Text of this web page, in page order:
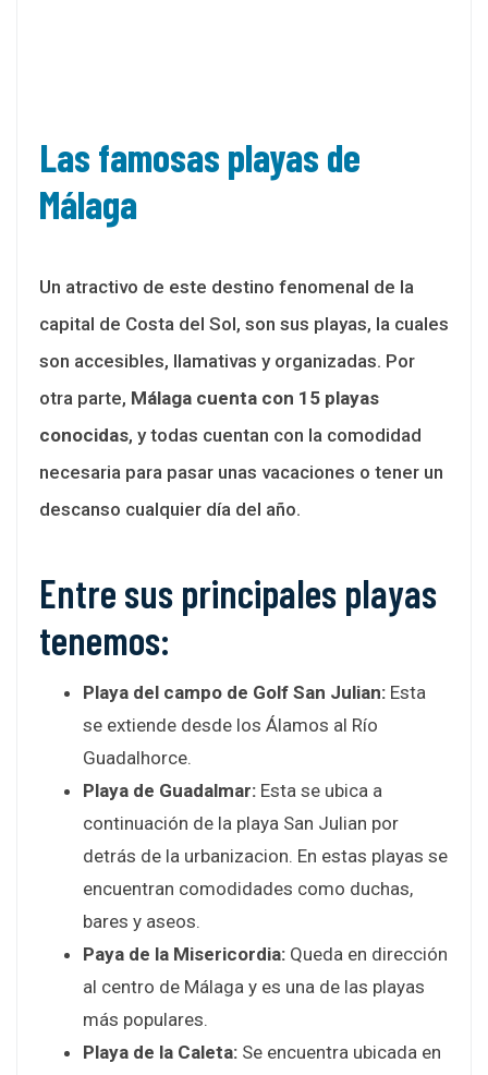
Las famosas playas de
Málaga
Un atractivo de este destino fenomenal de la
capital de Costa del Sol, son sus playas, la cuales
son accesibles, llamativas y organizadas. Por
otra parte, Málaga cuenta con 15 playas
conocidas, y todas cuentan con la comodidad
necesaria para pasar unas vacaciones o tener un
descanso cualquier día del año.
Entre sus principales playas
tenemos:
Playa del campo de Golf San Julian: Esta
se extiende desde los Álamos al Río
Guadalhorce.
Playa de Guadalmar: Esta se ubica a
continuación de la playa San Julian por
detrás de la urbanizacion. En estas playas se
encuentran comodidades como duchas,
bares y aseos.
Paya de la Misericordia: Queda en dirección
al centro de Málaga y es una de las playas
más populares.
Playa de la Caleta: Se encuentra ubicada en